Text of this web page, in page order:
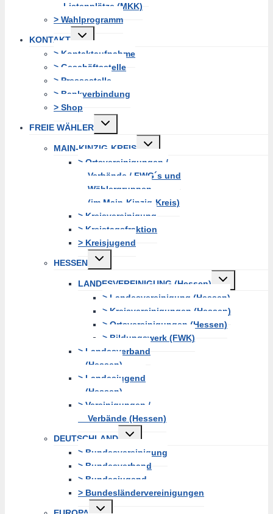
Listenplätze (MKK)
> Wahlprogramm
KONTAKT
Untermenü
erweitern
> Kontaktaufnahme
> Geschäftsstelle
> Pressestelle
> Bankverbindung
> Shop
FREIE WÄHLER
Untermenü
erweitern
MAIN-KINZIG-KREIS
Untermenü
erweitern
> Ortsvereinigungen /
Verbände / FWG´s und
Wählergruppen
(im Main-Kinzig-Kreis)
> Kreisvereinigung
> Kreistagsfraktion
> Kreisjugend
HESSEN
Untermenü
erweitern
LANDESVEREINIGUNG (Hessen)
Untermenü
erweitern
> Landesvereinigung (Hessen)
> Kreisvereinigungen (Hessen)
> Ortsvereinigungen (Hessen)
> Bildungswerk (FWK)
> Landesverband
(Hessen)
> Landesjugend
(Hessen)
> Vereinigungen /
Verbände (Hessen)
DEUTSCHLAND
Untermenü
erweitern
> Bundesvereinigung
> Bundesverband
> Bundesjugend
> Bundesländervereinigungen
Untermenü